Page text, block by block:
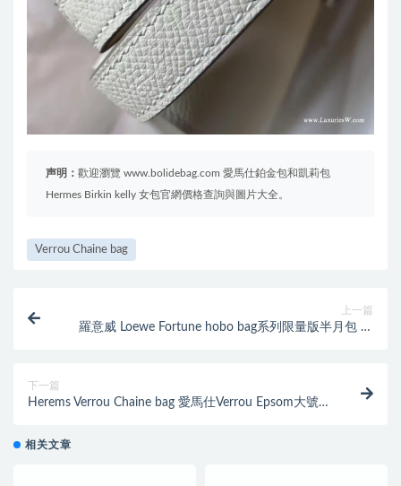
声明： 歡迎瀏覽 www.bolidebag.com 愛馬仕鉑金包和凱莉包
Hermes Birkin kelly 女包官網價格查詢與圖片大全。
Verrou Chaine bag
上一篇
羅意威 Loewe Fortune hobo bag系列限量版半月包 黑
下一篇
Herems Verrou Chaine bag 愛馬仕Verrou Epsom大號
相关文章